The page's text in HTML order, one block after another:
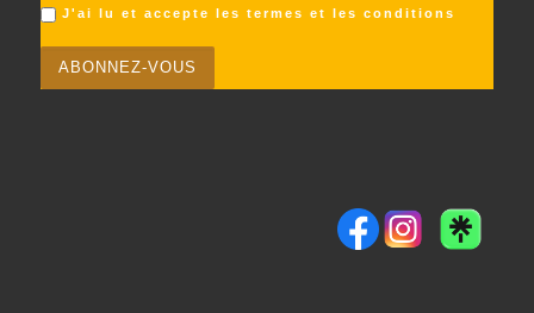
J'ai lu et accepte les termes et les conditions